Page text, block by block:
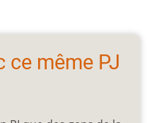
ce même PJ